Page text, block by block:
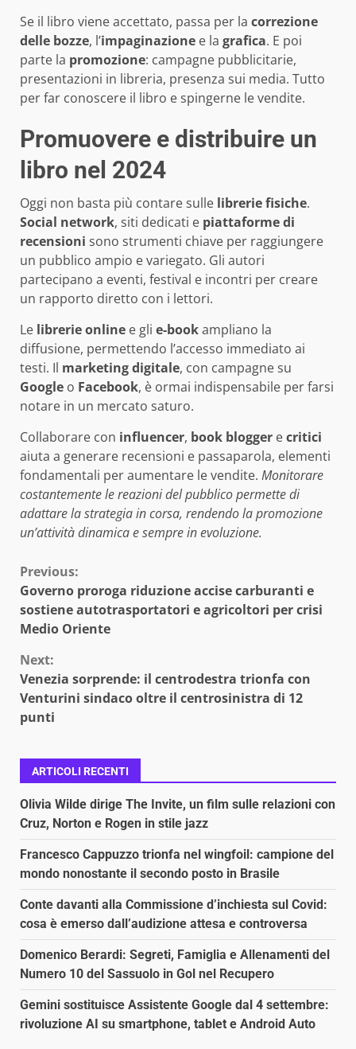
Se il libro viene accettato, passa per la correzione
delle bozze, l’impaginazione e la grafica. E poi
parte la promozione: campagne pubblicitarie,
presentazioni in libreria, presenza sui media. Tutto
per far conoscere il libro e spingerne le vendite.
Promuovere e distribuire un
libro nel 2024
Oggi non basta più contare sulle librerie fisiche.
Social network, siti dedicati e piattaforme di
recensioni sono strumenti chiave per raggiungere
un pubblico ampio e variegato. Gli autori
partecipano a eventi, festival e incontri per creare
un rapporto diretto con i lettori.
Le librerie online e gli e-bookampliano la
diffusione, permettendo l’accesso immediato ai
testi. Il marketing digitale, con campagne su
Google o Facebook, è ormai indispensabile per farsi
notare in un mercato saturo.
Collaborare con influencer, book blogger ecritici
aiuta a generare recensioni e passaparola, elementi
fondamentali per aumentare le vendite. Monitorare
costantemente le reazioni del pubblico permette di
adattare la strategia in corsa, rendendo la promozione
un’attività dinamica e sempre in evoluzione.
Continue
Reading
Previous:
Governo proroga riduzione accise carburanti e
sostiene autotrasportatori e agricoltori per crisi
Medio Oriente
Next:
Venezia sorprende: il centrodestra trionfa con
Venturini sindaco oltre il centrosinistra di 12
punti
ARTICOLI RECENTI
Olivia Wilde dirige The Invite, un film sulle relazioni con
Cruz, Norton e Rogen in stile jazz
Francesco Cappuzzo trionfa nel wingfoil: campione del
mondo nonostante il secondo posto in Brasile
Conte davanti alla Commissione d’inchiesta sul Covid:
cosa è emerso dall’audizione attesa e controversa
Domenico Berardi: Segreti, Famiglia e Allenamenti del
Numero 10 del Sassuolo in Gol nel Recupero
Gemini sostituisce Assistente Google dal 4 settembre:
rivoluzione AI su smartphone, tablet e Android Auto